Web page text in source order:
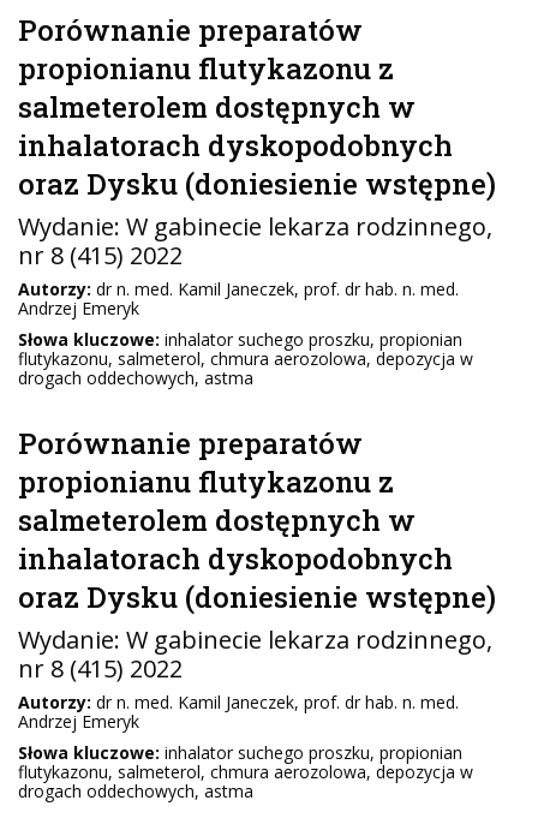
Porównanie preparatów
propionianu flutykazonu z
salmeterolem dostępnych w
inhalatorach dyskopodobnych
oraz Dysku (doniesienie wstępne)
Wydanie: W gabinecie lekarza rodzinnego,
nr 8 (415) 2022
Autorzy: dr n. med. Kamil Janeczek, prof. dr hab. n. med.
Andrzej Emeryk
Słowa kluczowe: inhalator suchego proszku, propionian
flutykazonu, salmeterol, chmura aerozolowa, depozycja w
drogach oddechowych, astma
Porównanie preparatów
propionianu flutykazonu z
salmeterolem dostępnych w
inhalatorach dyskopodobnych
oraz Dysku (doniesienie wstępne)
Wydanie: W gabinecie lekarza rodzinnego,
nr 8 (415) 2022
Autorzy: dr n. med. Kamil Janeczek, prof. dr hab. n. med.
Andrzej Emeryk
Słowa kluczowe: inhalator suchego proszku, propionian
flutykazonu, salmeterol, chmura aerozolowa, depozycja w
drogach oddechowych, astma